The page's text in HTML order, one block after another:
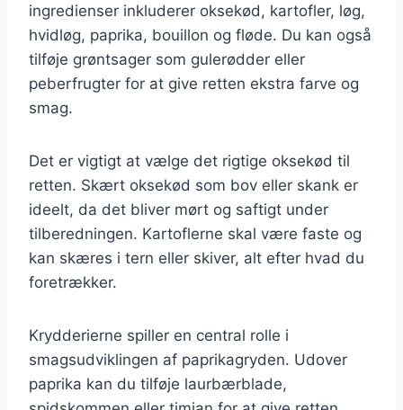
ingredienser inkluderer oksekød, kartofler, løg,
hvidløg, paprika, bouillon og fløde. Du kan også
tilføje grøntsager som gulerødder eller
peberfrugter for at give retten ekstra farve og
smag.
Det er vigtigt at vælge det rigtige oksekød til
retten. Skært oksekød som bov eller skank er
ideelt, da det bliver mørt og saftigt under
tilberedningen. Kartoflerne skal være faste og
kan skæres i tern eller skiver, alt efter hvad du
foretrækker.
Krydderierne spiller en central rolle i
smagsudviklingen af paprikagryden. Udover
paprika kan du tilføje laurbærblade,